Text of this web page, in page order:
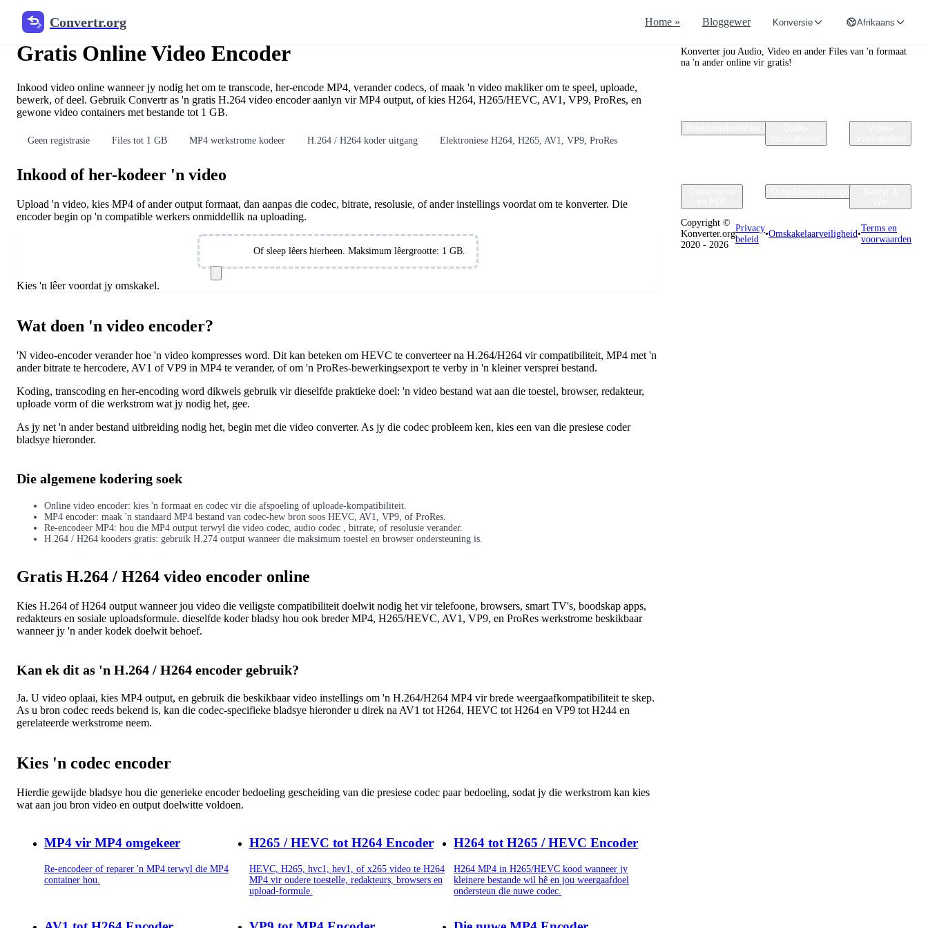
Convertr.org Home » Bloggewer Konversie Afrikaans
Video kodeer online
Gratis Online Video Encoder
Inkood video online wanneer jy nodig het om te transcode, her-encode MP4, verander codecs, of maak 'n video makliker om te speel, uploade,
bewerk, of deel. Gebruik Convertr as 'n gratis H.264 video encoder aanlyn vir MP4 output, of kies H264, H265/HEVC, AV1, VP9, ProRes, en
gewone video containers met bestande tot 1 GB.
Geen registrasie Files tot 1 GB MP4 werkstrome kodeer H.264 / H264 koder uitgang Elektroniese H264, H265, AV1, VP9, ProRes
Inkood of her-kodeer 'n video
Upload 'n video, kies MP4 of ander output formaat, dan aanpas die codec, bitrate, resolusie, of ander instellings voordat om te konverter. Die
encoder begin op 'n compatible werkers onmiddellik na uploading.
Of sleep lêers hierheen. Maksimum lêergrootte: 1 GB.
Kies 'n lêer voordat jy omskakel.
Wat doen 'n video encoder?
'N video-encoder verander hoe 'n video kompresses word. Dit kan beteken om HEVC te converteer na H.264/H264 vir compatibiliteit, MP4 met 'n
ander bitrate te hercodere, AV1 of VP9 in MP4 te verander, of om 'n ProRes-bewerkingsexport te verby in 'n kleiner versprei bestand.
Koding, transcoding en her-encoding word dikwels gebruik vir dieselfde praktieke doel: 'n video bestand wat aan die toestel, browser, redakteur,
uploade vorm of die werkstrom wat jy nodig het, gee.
As jy net 'n ander bestand uitbreiding nodig het, begin met die video converter. As jy die codec probleem ken, kies een van die presiese coder
bladsye hieronder.
Die algemene kodering soek
Online video encoder: kies 'n formaat en codec vir die afspoeling of uploade-kompatibiliteit.
MP4 encoder: maak 'n standaard MP4 bestand van codec-hew bron soos HEVC, AV1, VP9, of ProRes.
Re-encodeer MP4: hou die MP4 output terwyl die video codec, audio codec , bitrate, of resolusie verander.
H.264 / H264 kooders gratis: gebruik H.274 output wanneer die maksimum toestel en browser ondersteuning is.
Gratis H.264 / H264 video encoder online
Kies H.264 of H264 output wanneer jou video die veiligste compatibiliteit doelwit nodig het vir telefoone, browsers, smart TV's, boodskap apps,
redakteurs en sosiale uploadsformule. dieselfde koder bladsy hou ook breder MP4, H265/HEVC, AV1, VP9, en ProRes werkstrome beskikbaar
wanneer jy 'n ander kodek doelwit behoef.
Kan ek dit as 'n H.264 / H264 encoder gebruik?
Ja. U video oplaai, kies MP4 output, en gebruik die beskikbaar video instellings om 'n H.264/H264 MP4 vir brede weergaafkompatibiliteit te skep.
As u bron codec reeds bekend is, kan die codec-specifieke bladsye hieronder u direk na AV1 tot H264, HEVC tot H264 en VP9 tot H244 en
gerelateerde werkstrome neem.
Kies 'n codec encoder
Hierdie gewijde bladsye hou die generieke encoder bedoeling gescheiding van die presiese codec paar bedoeling, sodat jy die werkstrom kan kies
wat aan jou bron video en output doelwitte voldoen.
MP4 vir MP4 omgekeer
Re-encodeer of reparer 'n MP4 terwyl die MP4
container hou.
H265 / HEVC tot H264 Encoder
HEVC, H265, hvc1, hev1, of x265 video te H264
MP4 vir oudere toestelle, redakteurs, browsers en
upload-formule.
H264 tot H265 / HEVC Encoder
H264 MP4 in H265/HEVC kood wanneer jy
kleinere bestande wil hê en jou weergaafdoel
ondersteun die nuwe codec.
Convertr.org
Konverter jou Audio, Video en ander Files van 'n formaat
na 'n ander online vir gratis!
Copyright ©
Konverter.org
2020 - 2026
Privacy
beleid
•Omskakelaarveiligheid•
Terms en
voorwaarden